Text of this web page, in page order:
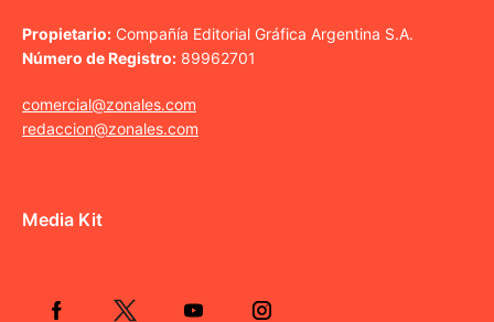
Propietario: Compañía Editorial Gráfica Argentina S.A.
Número de Registro: 89962701
comercial@zonales.com
redaccion@zonales.com
Media Kit